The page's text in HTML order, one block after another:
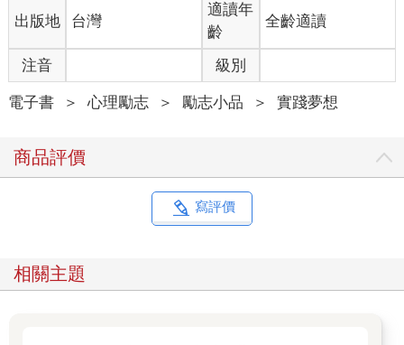
出版地 台灣
適讀年
齡
全齡適讀
注音 級別
電子書 ＞ 心理勵志 ＞ 勵志小品 ＞ 實踐夢想
商品評價
寫評價
相關主題